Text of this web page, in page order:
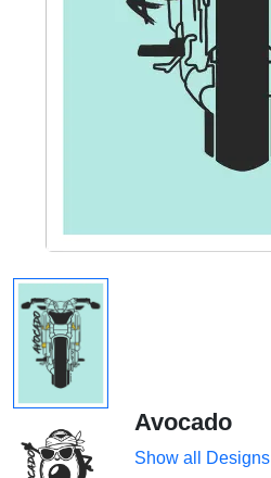
Avocado
Show all Designs